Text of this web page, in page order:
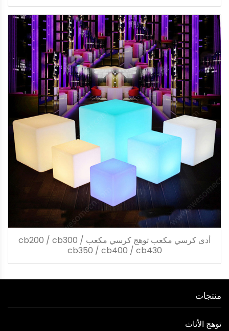
أدى كرسي مكعب توهج كرسي مكعب cb200 / cb300 /
cb350 / cb400 / cb430
منتجات
توهج الأثاث